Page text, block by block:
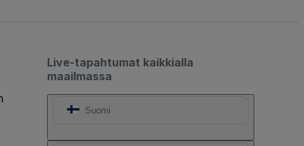
Live-tapahtumat kaikkialla
maailmassa
Suomi